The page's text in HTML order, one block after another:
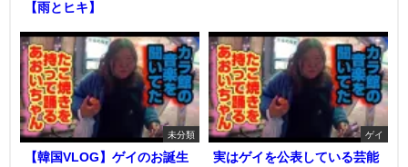
【雨とヒキ】
未分類
【韓国VLOG】ゲイのお誕生
ゲイ
実はゲイを公表している芸能